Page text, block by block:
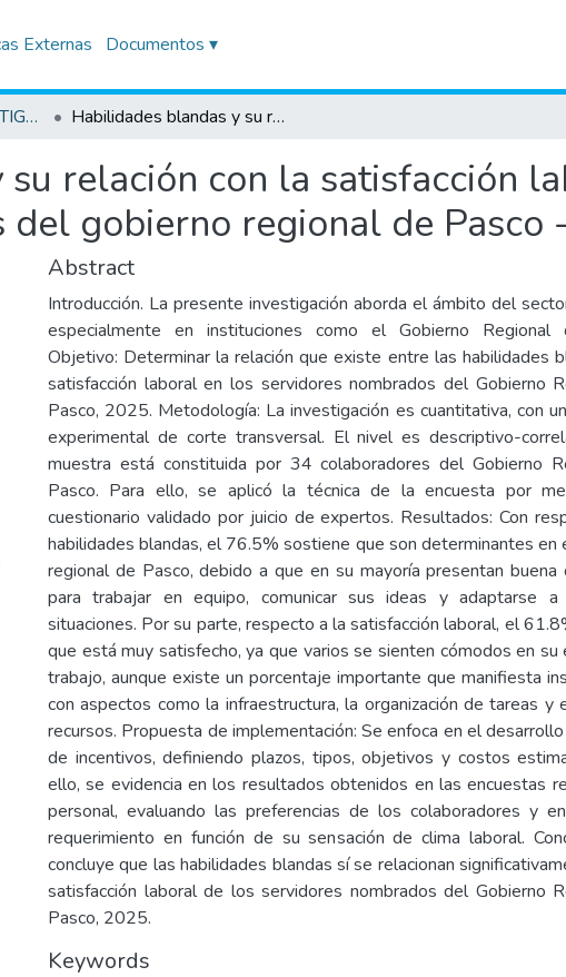
Externas Documentos ▾
TRABAJOS DE INVESTIGACIÓN Habilidades blandas y su relación con la satisfacción laboral en los servidores nombrados del gobierno regional de Pasco - 2025
relación con la satisfacción
gobierno regional de Pasco
Abstract
Introducción. La presente investigación aborda el ámbito del
especialmente en instituciones como el Gobierno Regional
Objetivo: Determinar la relación que existe entre las habilidades
satisfacción laboral en los servidores nombrados del Gobierno
Pasco, 2025. Metodología: La investigación es cuantitativa, con
experimental de corte transversal. El nivel es descriptivo-
muestra está constituida por 34 colaboradores del Gobierno
Pasco. Para ello, se aplicó la técnica de la encuesta por
cuestionario validado por juicio de expertos. Resultados: Con
habilidades blandas, el 76.5% sostiene que son determinantes en
regional de Pasco, debido a que en su mayoría presentan buena
para trabajar en equipo, comunicar sus ideas y adaptarse a
situaciones. Por su parte, respecto a la satisfacción laboral, el
que está muy satisfecho, ya que varios se sienten cómodos en su
trabajo, aunque existe un porcentaje importante que manifiesta
con aspectos como la infraestructura, la organización de tareas y
recursos. Propuesta de implementación: Se enfoca en el
de incentivos, definiendo plazos, tipos, objetivos y costos
ello, se evidencia en los resultados obtenidos en las encuestas
personal, evaluando las preferencias de los colaboradores y
requerimiento en función de su sensación de clima laboral.
concluye que las habilidades blandas sí se relacionan
satisfacción laboral de los servidores nombrados del Gobierno
Pasco, 2025.
Keywords